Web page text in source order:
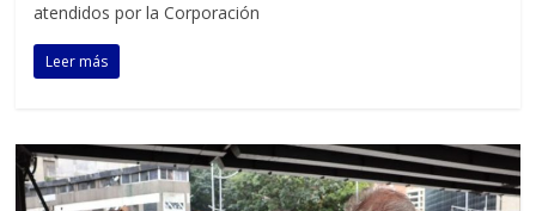
atendidos por la Corporación
Leer más